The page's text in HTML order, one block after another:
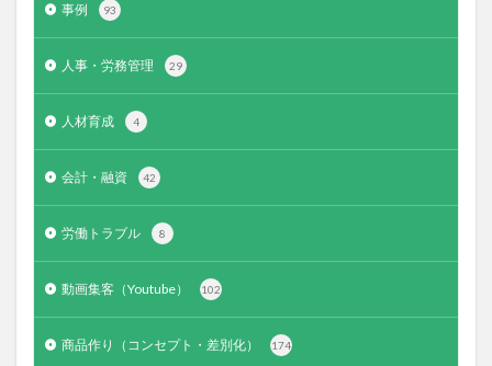
事例 93
人事・労務管理 29
人材育成 4
会計・融資 42
労働トラブル 8
動画集客（Youtube） 102
商品作り（コンセプト・差別化） 174